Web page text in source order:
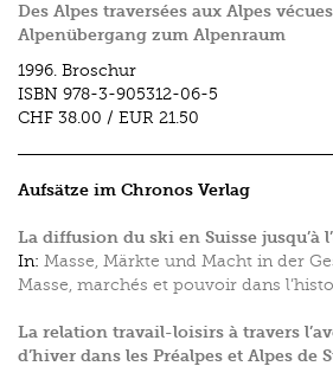
Des Alpes traversées aux Alpes
Alpenübergang zum Alpenraum
1996. Broschur
ISBN 978-3-905312-06-5
CHF 38.00 / EUR 21.50
Aufsätze im Chronos Verlag
La diffusion du ski en Suisse jusqu’à
In: Masse, Märkte und Macht in der
Masse, marchés et pouvoir dans
La relation travail-loisirs à travers
d’hiver dans les Préalpes et Alpes de